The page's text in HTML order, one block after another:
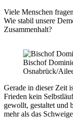
Viele Menschen
Wie stabil unsere
Zusammenhalt?
Bischof
Osnabrück/
Gerade in dieser Zeit
Frieden kein
gewollt, gestaltet und
mehr als das